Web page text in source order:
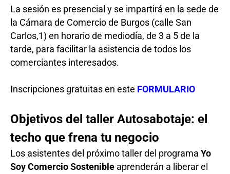
La sesión es presencial y se impartirá en la sede de
la Cámara de Comercio de Burgos (calle San
Carlos,1) en horario de mediodía, de 3 a 5 de la
tarde, para facilitar la asistencia de todos los
comerciantes interesados.
Inscripciones gratuitas en este FORMULARIO
Objetivos del taller Autosabotaje: el
techo que frena tu negocio
Los asistentes del próximo taller del programa Yo
Soy Comercio Sostenible aprenderán a liberar el